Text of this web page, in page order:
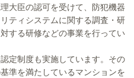
大臣の認可を受けて、防犯機器
ティシステムに関する調査・研
する研修などの事業を行ってい
定制度も実施しています。その
準を満たしているマンションを